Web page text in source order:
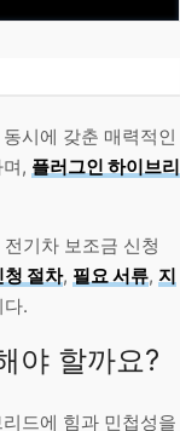
시에 갖춘 매력적인
, 플러그인 하이브리
기차 보조금 신청
청 절차, 필요 서류, 지
.
야 할까요?
드에 힘과 민첩성을